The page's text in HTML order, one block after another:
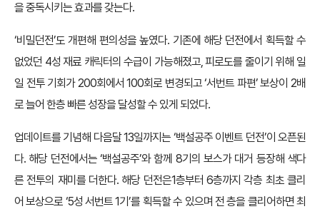
을 중독시키는 효과를 갖는다.
‘비밀던전’도 개편해 편의성을 높였다. 기존에 해당 던전에서 획득할 수
없었던 4성 재료 캐릭터의 수급이 가능해졌고, 피로도를 줄이기 위해 일
일 전투 기회가 200회에서 100회로 변경되고 ‘서번트 파편’ 보상이 2배
로 늘어 한층 빠른 성장을 달성할 수 있게 되었다.
업데이트를 기념해 다음달 13일까지는 ‘백설공주 이벤트 던전’이 오픈된
다. 해당 던전에서는 ‘백설공주’와 함께 8기의 보스가 대거 등장해 색다
른 전투의 재미를 더한다. 해당 던전은1층부터 6층까지 각층 최초 클리
어 보상으로 ‘5성 서번트 1기’를 획득할 수 있으며 전 층을 클리어하면 최